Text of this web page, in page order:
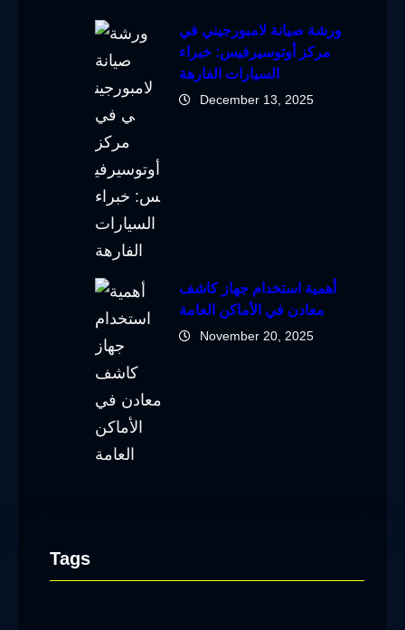
ورشة صيانة لامبورجيني في
مركز أوتوسيرفيس: خبراء
السيارات الفارهة
December 13, 2025
أهمية استخدام جهاز كاشف
معادن في الأماكن العامة
November 20, 2025
Tags